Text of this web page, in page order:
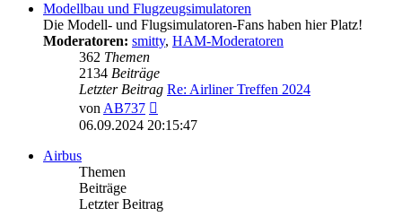
Modellbau und Flugzeugsimulatoren
Die Modell- und Flugsimulatoren-Fans haben hier Platz!
Moderatoren: smitty, HAM-Moderatoren
362 Themen
2134 Beiträge
Letzter Beitrag Re: Airliner Treffen 2024
vonAB737
Beitrag
06.09.2024 20:15:47
Airbus
Themen
Beiträge
Letzter Beitrag